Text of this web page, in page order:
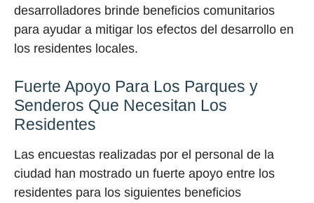
desarrolladores brinde beneficios comunitarios
para ayudar a mitigar los efectos del desarrollo en
los residentes locales.
Fuerte Apoyo Para Los Parques y
Senderos Que Necesitan Los
Residentes
Las encuestas realizadas por el personal de la
ciudad han mostrado un fuerte apoyo entre los
residentes para los siguientes beneficios